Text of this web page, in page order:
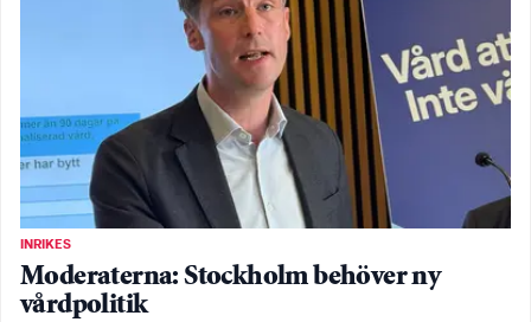
INRIKES
Moderaterna: Stockholm behöver ny
vårdpolitik